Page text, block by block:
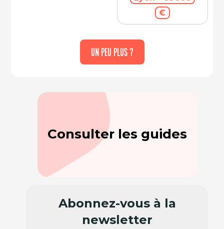
€
UN PEU PLUS ?
Consulter les guides
Abonnez-vous à la
newsletter